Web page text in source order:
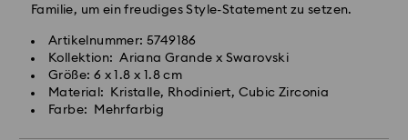
Familie, um ein freudiges Style-Statement zu setzen.
Artikelnummer: 5749186
Kollektion: Ariana Grande x Swarovski
Größe: 6 x 1.8 x 1.8 cm
Material: Kristalle, Rhodiniert, Cubic Zirconia
Farbe: Mehrfarbig